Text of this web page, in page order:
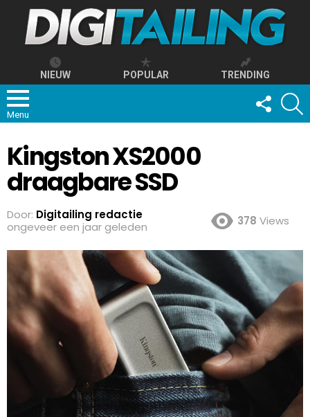
NIEUW POPULAR TRENDING
Menu
FOLLOW
US
Kingston XS2000
draagbare SSD
Door: Digitailing redactie
ongeveer een jaar geleden
378 Views